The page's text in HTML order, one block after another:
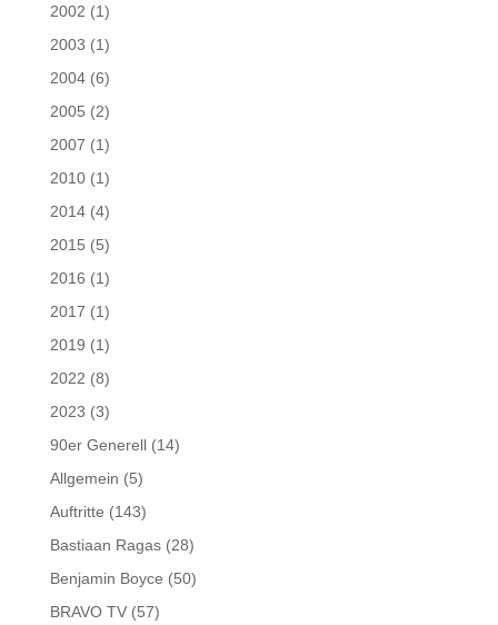
2002 (1)
2003 (1)
2004(6)
2005 (2)
2007 (1)
2010(1)
2014(4)
2015 (5)
2016 (1)
2017 (1)
2019 (1)
2022 (8)
2023 (3)
90er Generell(14)
Allgemein (5)
Auftritte (143)
Bastiaan Ragas(28)
Benjamin Boyce (50)
BRAVO TV(57)